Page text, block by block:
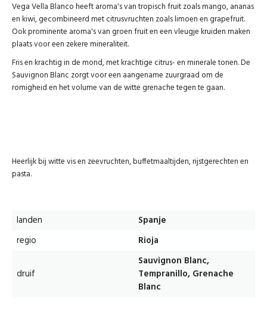
Vega Vella Blanco heeft aroma's van tropisch fruit zoals mango, ananas
en kiwi, gecombineerd met citrusvruchten zoals limoen en grapefruit.
Ook prominente aroma's van groen fruit en een vleugje kruiden maken
plaats voor een zekere mineraliteit.
Fris en krachtig in de mond, met krachtige citrus- en minerale tonen. De
Sauvignon Blanc zorgt voor een aangename zuurgraad om de
romigheid en het volume van de witte grenache tegen te gaan.
Heerlijk bij witte vis en zeevruchten, buffetmaaltijden, rijstgerechten en
pasta.
landen
Spanje
regio
Rioja
druif
Sauvignon Blanc,
Tempranillo, Grenache
Blanc